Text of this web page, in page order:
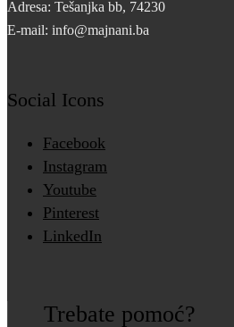
Adresa: Tešanjka bb, 74230
E-mail: info@majnani.ba
Social Icons
Facebook
Instagram
Youtube
Pinterest
LinkedIn
Trebate pomoć?